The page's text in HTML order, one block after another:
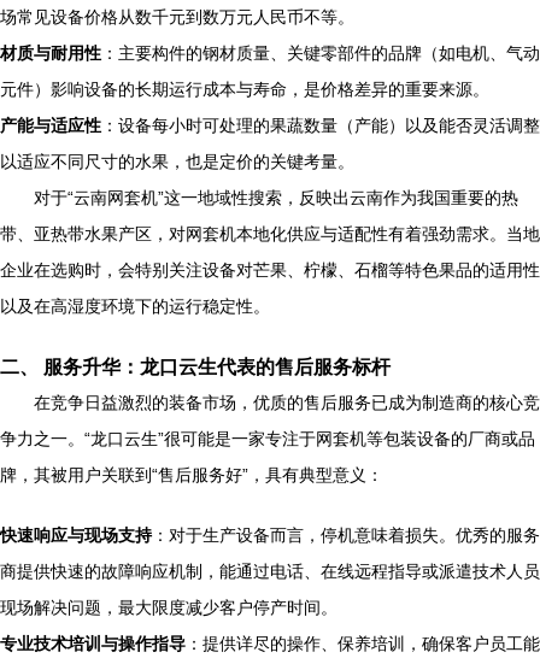
场常见设备价格从数千元到数万元人民币不等。
材质与耐用性 ：主要构件的钢材质量、关键零部件的品牌（如电机、气动
元件）影响设备的长期运行成本与寿命，是价格差异的重要来源。
产能与适应性 ：设备每小时可处理的果蔬数量（产能）以及能否灵活调整
以适应不同尺寸的水果，也是定价的关键考量。
对于“云南网套机”这一地域性搜索，反映出云南作为我国重要的热
带、亚热带水果产区，对网套机本地化供应与适配性有着强劲需求。当地
企业在选购时，会特别关注设备对芒果、柠檬、石榴等特色果品的适用性
以及在高湿度环境下的运行稳定性。
二、 服务升华：龙口云生代表的售后服务标杆
在竞争日益激烈的装备市场，优质的售后服务已成为制造商的核心竞
争力之一。“龙口云生”很可能是一家专注于网套机等包装设备的厂商或品
牌，其被用户关联到“售后服务好”，具有典型意义：
快速响应与现场支持：对于生产设备而言，停机意味着损失。优秀的服务
商提供快速的故障响应机制，能通过电话、在线远程指导或派遣技术人员
现场解决问题，最大限度减少客户停产时间。
专业技术培训与操作指导 ：提供详尽的操作、保养培训，确保客户员工能